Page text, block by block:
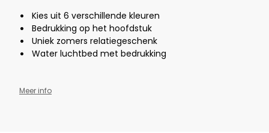
Kies uit 6 verschillende kleuren
Bedrukking op het hoofdstuk
Uniek zomers relatiegeschenk
Water luchtbed met bedrukking
Meer info